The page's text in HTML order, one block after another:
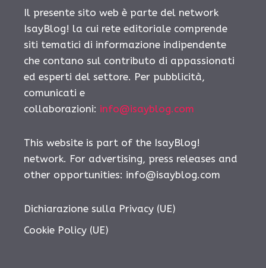
Il presente sito web è parte del network
IsayBlog! la cui rete editoriale comprende
siti tematici di informazione indipendente
che contano sul contributo di appassionati
ed esperti del settore. Per pubblicità,
comunicati e
collaborazioni: info@isayblog.com
This website is part of the IsayBlog!
network. For advertising, press releases and
other opportunities: info@isayblog.com
Dichiarazione sulla Privacy (UE)
Cookie Policy (UE)